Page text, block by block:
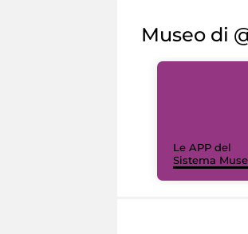
Museo di
Le APP del
Sistema